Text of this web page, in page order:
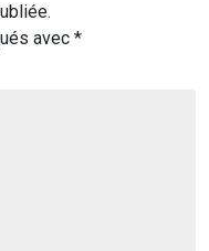
avec *